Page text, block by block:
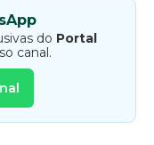
do Portal
canal.